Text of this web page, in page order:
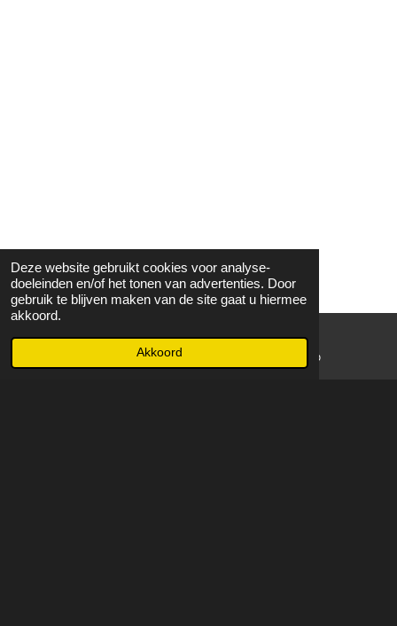
Deze website gebruikt cookies voor analyse-
doeleinden en/of het tonen van advertenties. Door
gebruik te blijven maken van de site gaat u hiermee
akkoord.
Akkoord WhatsApp